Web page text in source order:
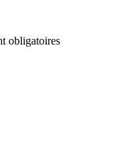
obligatoires